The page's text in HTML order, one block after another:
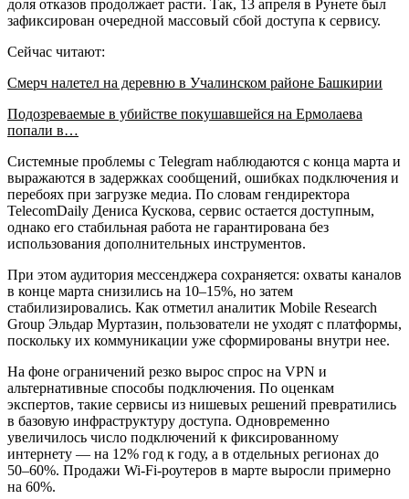
доля отказов продолжает расти. Так, 13 апреля в Рунете был
зафиксирован очередной массовый сбой доступа к сервису.
Сейчас читают:
Смерч налетел на деревню в Учалинском районе Башкирии
Подозреваемые в убийстве покушавшейся на Ермолаева
попали в…
Системные проблемы с Telegram наблюдаются с конца марта и
выражаются в задержках сообщений, ошибках подключения и
перебоях при загрузке медиа. По словам гендиректора
TelecomDaily Дениса Кускова, сервис остается доступным,
однако его стабильная работа не гарантирована без
использования дополнительных инструментов.
При этом аудитория мессенджера сохраняется: охваты каналов
в конце марта снизились на 10–15%, но затем
стабилизировались. Как отметил аналитик Mobile Research
Group Эльдар Муртазин, пользователи не уходят с платформы,
поскольку их коммуникации уже сформированы внутри нее.
На фоне ограничений резко вырос спрос на VPN и
альтернативные способы подключения. По оценкам
экспертов, такие сервисы из нишевых решений превратились
в базовую инфраструктуру доступа. Одновременно
увеличилось число подключений к фиксированному
интернету — на 12% год к году, а в отдельных регионах до
50–60%. Продажи Wi-Fi-роутеров в марте выросли примерно
на 60%.